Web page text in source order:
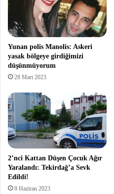
Yunan polis Manolis: Askeri
yasak bölgeye girdiğimizi
düşünmüyorum
28 Mart 2023
2’nci Kattan Düşen Çocuk Ağır
Yaralandı: Tekirdağ’a Sevk
Edildi!
8 Haziran 2023